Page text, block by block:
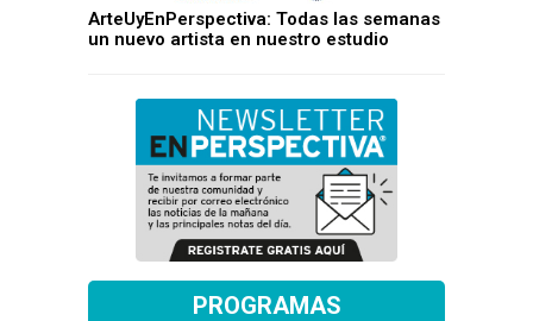
ArteUyEnPerspectiva: Todas las semanas
un nuevo artista en nuestro estudio
PROGRAMAS